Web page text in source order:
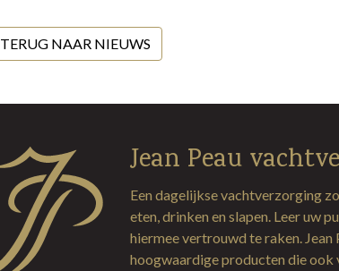
TERUG NAAR NIEUWS
Jean Peau
Een dagelijkse vachtverzorging
eten, drinken en slapen. Leer uw
hiermee vertrouwd te raken.
hoogwaardige producten die